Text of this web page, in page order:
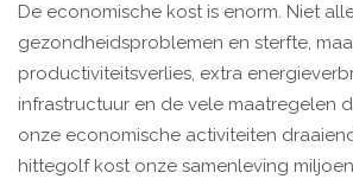
De economische kost is enorm. Niet
gezondheidsproblemen en sterfte,
productiviteitsverlies, extra
infrastructuur en de vele maatregelen
onze economische activiteiten
hittegolf kost onze samenleving